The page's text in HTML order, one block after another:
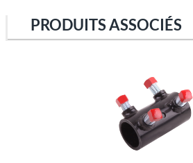
PRODUITS ASSOCIÉS